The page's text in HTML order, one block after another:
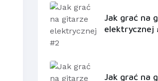
Jak grać na
elektrycznej
Jak grać na